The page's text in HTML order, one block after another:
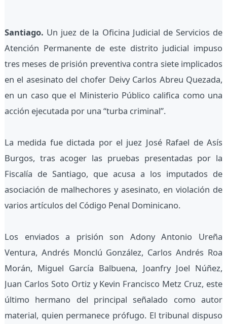
Santiago. Un juez de la Oficina Judicial de Servicios de
Atención Permanente de este distrito judicial impuso
tres meses de prisión preventiva contra siete implicados
en el asesinato del chofer Deivy Carlos Abreu Quezada,
en un caso que el Ministerio Público califica como una
acción ejecutada por una “turba criminal”.
La medida fue dictada por el juez José Rafael de Asís
Burgos, tras acoger las pruebas presentadas por la
Fiscalía de Santiago, que acusa a los imputados de
asociación de malhechores y asesinato, en violación de
varios artículos del Código Penal Dominicano.
Los enviados a prisión son Adony Antonio Ureña
Ventura, Andrés Monclú González, Carlos Andrés Roa
Morán, Miguel García Balbuena, Joanfry Joel Núñez,
Juan Carlos Soto Ortiz y Kevin Francisco Metz Cruz, este
último hermano del principal señalado como autor
material, quien permanece prófugo. El tribunal dispuso